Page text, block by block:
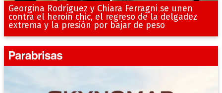
Georgina Rodríguez y Chiara Ferragni se unen
contra el heroin chic, el regreso de la delgadez
extrema y la presión por bajar de peso